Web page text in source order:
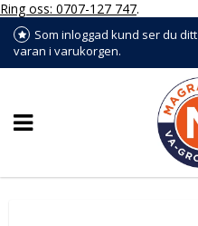
Ring oss: 0707-127 747.
Som inloggad kund ser du
varan i varukorgen.